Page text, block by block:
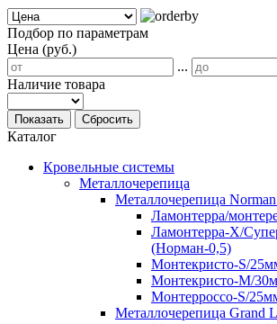
Подбор по параметрам
Цена (руб.)
...
Наличие товара
Показать Сбросить
Каталог
Кровельные системы
Металлочерепица
Металлочерепица
Ламонтерра/
Ламонтерра-Х/
(Норман-0,5)
Монтекристо-S/
Монтекристо-M/
Монтерроссо-S/
Металлочерепица Grand